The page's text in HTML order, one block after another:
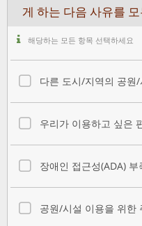
게 하는 다음 사유를
해당하는 모든 항목 선택하세요
다른 도시/지역의 공원
우리가 이용하고 싶은
장애인 접근성(ADA) 부
공원/시설 이용을 위한